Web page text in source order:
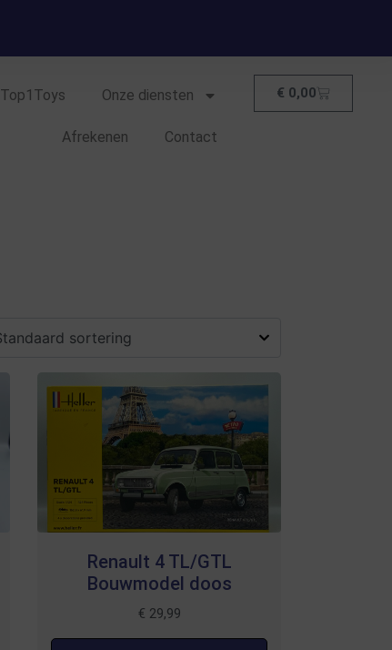
Top1Toys Onze diensten
Afrekenen Contact
€ 0,00
Renault 4 TL/GTL
Bouwmodel doos
€ 29,99